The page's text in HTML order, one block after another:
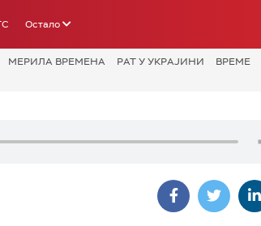
Остало
МЕРИЛА ВРЕМЕНА РАТ У УКРАЈИНИ ВРЕМЕ